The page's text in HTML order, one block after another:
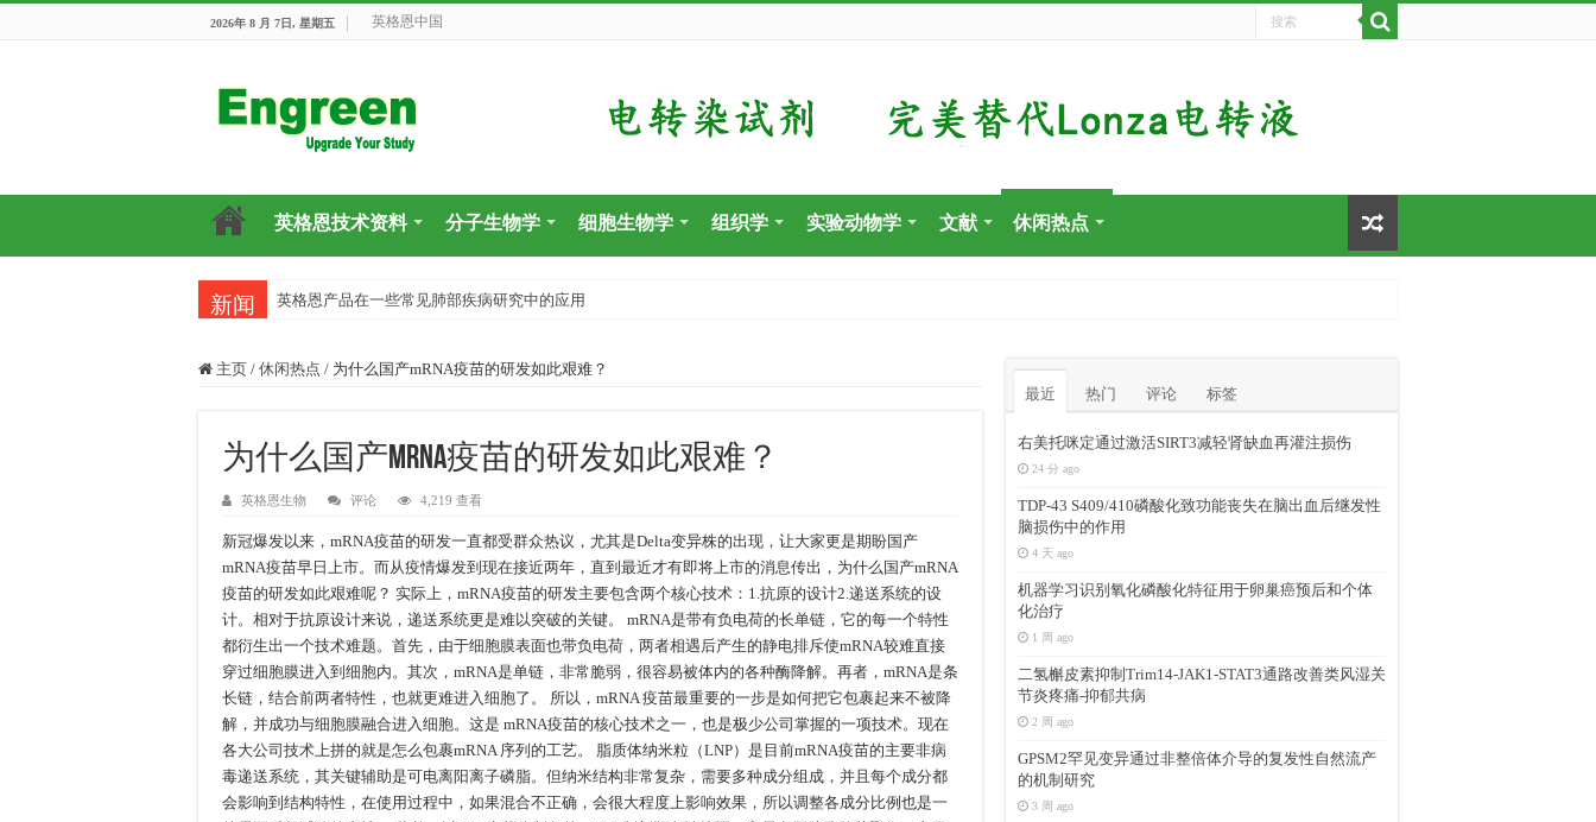
2026年 8 月 7日, 星期五 英格恩中国
英格恩技术资料 分子生物学 细胞生物学 组织学 实验动物学 文献 休闲热点
新闻 英格恩产品在一些常见肺部疾病研究中的应用
主页 / 休闲热点 / 为什么国产mRNA疫苗的研发如此艰难？
为什么国产mRNA疫苗的研发如此艰难？
英格恩生物 评论 4,219 查看
新冠爆发以来，mRNA疫苗的研发一直都受群众热议，尤其是Delta变异株的出现，让大家更是期盼国产
mRNA疫苗早日上市。而从疫情爆发到现在接近两年，直到最近才有即将上市的消息传出，为什么国产mRNA
疫苗的研发如此艰难呢？ 实际上，mRNA疫苗的研发主要包含两个核心技术：1.抗原的设计2.递送系统的设
计。相对于抗原设计来说，递送系统更是难以突破的关键。 mRNA是带有负电荷的长单链，它的每一个特性
都衍生出一个技术难题。首先，由于细胞膜表面也带负电荷，两者相遇后产生的静电排斥使mRNA较难直接
穿过细胞膜进入到细胞内。其次，mRNA是单链，非常脆弱，很容易被体内的各种酶降解。再者，mRNA是条
长链，结合前两者特性，也就更难进入细胞了。 所以，mRNA 疫苗最重要的一步是如何把它包裹起来不被降
解，并成功与细胞膜融合进入细胞。这是 mRNA疫苗的核心技术之一，也是极少公司掌握的一项技术。现在
各大公司技术上拼的就是怎么包裹mRNA 序列的工艺。 脂质体纳米粒（LNP）是目前mRNA疫苗的主要非病
毒递送系统，其关键辅助是可电离阳离子磷脂。但纳米结构非常复杂，需要多种成分组成，并且每个成分都
会影响到结构特性，在使用过程中，如果混合不正确，会很大程度上影响效果，所以调整各成分比例也是一
最近 热门 评论 标签
右美托咪定通过激活SIRT3减轻肾缺血再灌注损伤
24 分 ago
TDP-43 S409/410磷酸化致功能丧失在脑出血后继发性
脑损伤中的作用
4 天 ago
机器学习识别氧化磷酸化特征用于卵巢癌预后和个体
化治疗
1 周 ago
二氢槲皮素抑制Trim14-JAK1-STAT3通路改善类风湿关
节炎疼痛-抑郁共病
2 周 ago
GPSM2罕见变异通过非整倍体介导的复发性自然流产
的机制研究
3 周 ago